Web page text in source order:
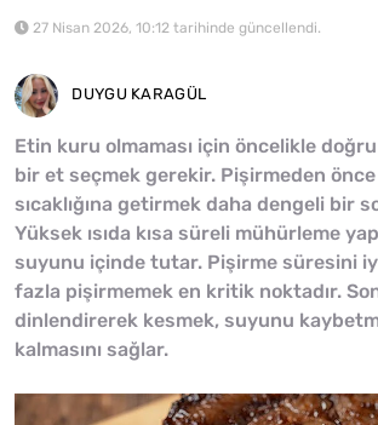
27 Nisan 2026, 10:12 tarihinde güncellendi.
DUYGU KARAGÜL
Etin kuru olmaması için öncelikle
bir et seçmek gerekir. Pişirmeden
sıcaklığına getirmek daha dengeli bir
Yüksek ısıda kısa süreli mühürleme
suyunu içinde tutar. Pişirme süresini
fazla pişirmemek en kritik noktadır.
dinlendirerek kesmek, suyunu
kalmasını sağlar.